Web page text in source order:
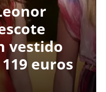
vestido
euros